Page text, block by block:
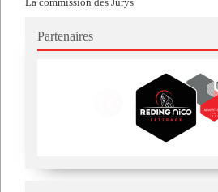
Partenaires